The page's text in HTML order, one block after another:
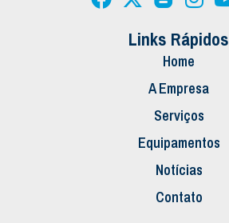
Links Rápidos
Home
A Empresa
Serviços
Equipamentos
Notícias
Contato